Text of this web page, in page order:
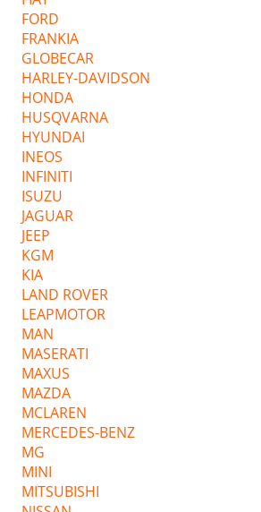
FORD
FRANKIA
GLOBECAR
HARLEY-DAVIDSON
HONDA
HUSQVARNA
HYUNDAI
INEOS
INFINITI
ISUZU
JAGUAR
JEEP
KGM
KIA
LAND ROVER
LEAPMOTOR
MAN
MASERATI
MAXUS
MAZDA
MCLAREN
MERCEDES-BENZ
MG
MINI
MITSUBISHI